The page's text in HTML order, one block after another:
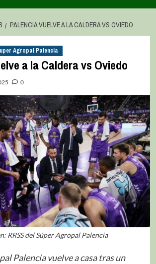
PALENCIA VUELVE A LA CALDERA VS OVIEDO
Agropal Palencia
a la Caldera vs Oviedo
0
RRSS del Súper Agropal Palencia
Palencia vuelve a casa tras un